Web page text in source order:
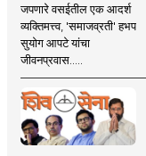
जपणारे वसईतील एक आदर्श
व्यक्तिमत्त्व, 'समाजव्रती' हभप
सुयोग आपटे यांचा
जीवनप्रवास.....